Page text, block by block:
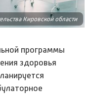
Кировской области
программы
здоровья